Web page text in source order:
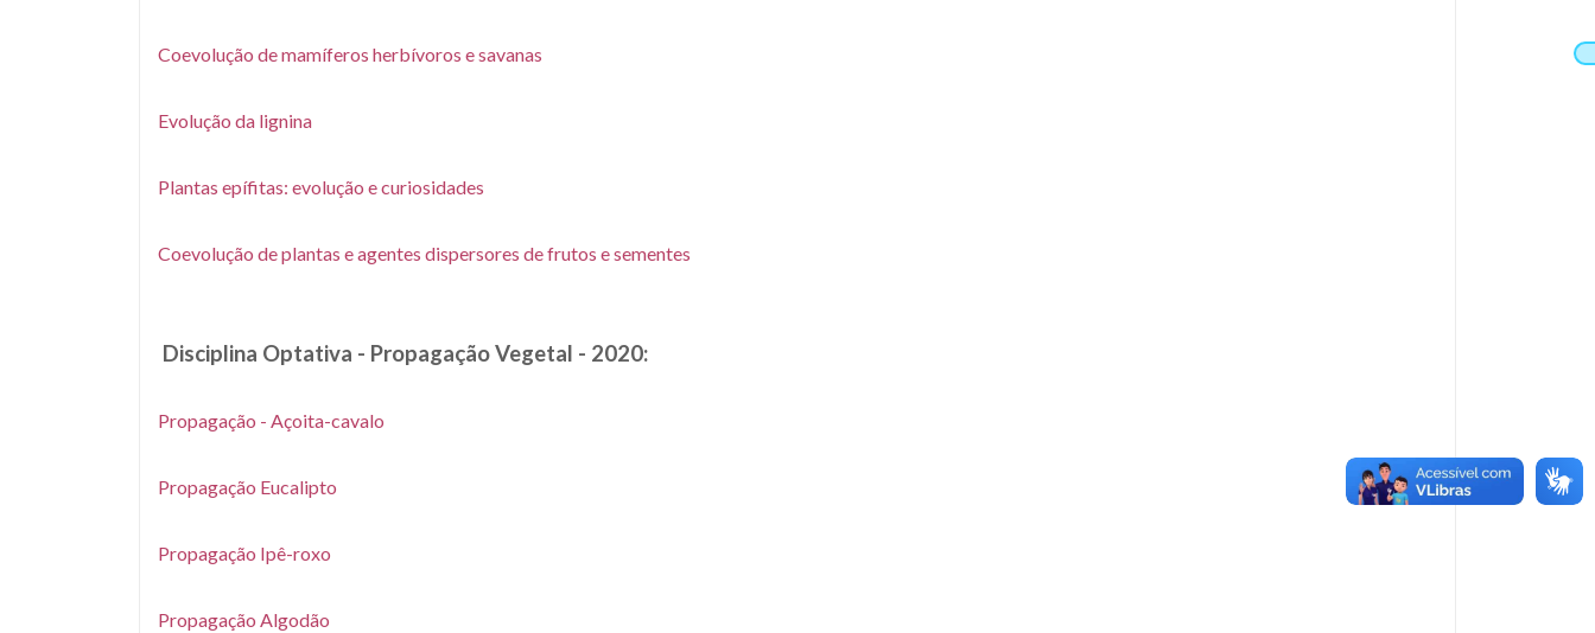
Coevolução de mamíferos herbívoros e savanas
Evolução da lignina
Plantas epífitas: evolução e curiosidades
Coevolução de plantas e agentes dispersores de frutos e sementes
Disciplina Optativa - Propagação Vegetal - 2020:
Propagação - Açoita-cavalo
Propagação Eucalipto
Propagação Ipê-roxo
Propagação Algodão